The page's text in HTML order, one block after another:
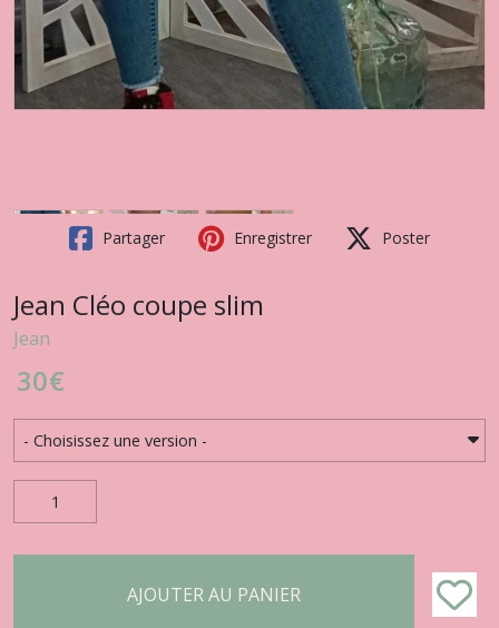
Partager Enregistrer Poster
Jean Cléo coupe slim
Jean
30€
AJOUTER AU PANIER